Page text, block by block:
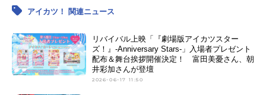
アイカツ！ 関連ニュース
リバイバル上映「『劇場版アイカツスター
ズ！』-Anniversary Stars-」入場者プレゼント
配布＆舞台挨拶開催決定！ 富田美憂さん、朝
井彩加さんが登壇
2026-06-17 11:50